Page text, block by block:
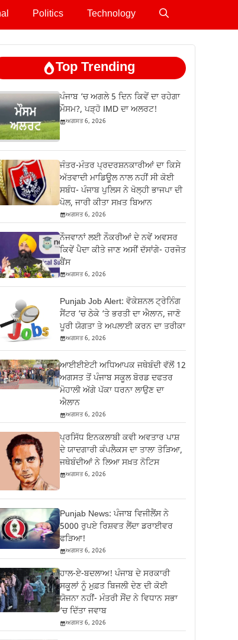
Politics Technology
Top Trending
ਪੰਜਾਬ ‘ਚ ਅਗਲੇ 5 ਦਿਨ ਕਿਵੇਂ ਦਾ ਰਹੇਗਾ
ਮੌਸਮ?, ਪੜ੍ਹੋ IMD ਦਾ ਅਲਰਟ!
ਅਗਸਤ 6, 2026
ਜੰਤਰ-ਮੰਤਰ ਪ੍ਰਦਰਸ਼ਨਕਾਰੀਆਂ ਦਾ ਕਿਸੇ
ਅੱਤਵਾਦੀ ਮਾਡਿਊਲ ਨਾਲ ਨਹੀਂ ਸੀ ਕੋਈ
ਸਬੰਧ- ਪੰਜਾਬ ਪੁਲਿਸ ਨੇ ਖੋਲ੍ਹੀ ਭਾਜਪਾ ਦੀ
ਪੋਲ, ਜਾਰੀ ਕੀਤਾ ਸਖ਼ਤ ਬਿਆਨ
ਅਗਸਤ 6, 2026
ਨੌਜਵਾਨਾਂ ਲਈ ਨੌਕਰੀਆਂ ਦੇ ਨਵੇਂ ਅਵਸਰ
ਕਿਵੇਂ ਪੈਦਾ ਕੀਤੇ ਜਾਣ ਅਸੀਂ ਦੱਸਾਂਗੇ- ਹਰਜੋਤ
ਬੈਂਸ
ਅਗਸਤ 6, 2026
Punjab Job Alert: ਵੋਕੇਸ਼ਨਲ ਟ੍ਰੇਨਿੰਗ
ਸੈਂਟਰ ‘ਚ ਠੇਕੇ ‘ਤੇ ਭਰਤੀ ਦਾ ਐਲਾਨ, ਜਾਣੋ
ਪੂਰੀ ਯੋਗਤਾ ਤੇ ਅਪਲਾਈ ਕਰਨ ਦਾ ਤਰੀਕਾ
ਅਗਸਤ 6, 2026
ਆਈਈਏਟੀ ਅਧਿਆਪਕ ਜਥੇਬੰਦੀ ਵੱਲੋਂ 12
ਅਗਸਤ ਤੋਂ ਪੰਜਾਬ ਸਕੂਲ ਬੋਰਡ ਦਫਤਰ
ਮੋਹਾਲੀ ਅੱਗੇ ਪੱਕਾ ਧਰਨਾ ਲਾਉਣ ਦਾ
ਐਲਾਨ
ਅਗਸਤ 6, 2026
ਪ੍ਰਸਿੱਧ ਇਨਕਲਾਬੀ ਕਵੀ ਅਵਤਾਰ ਪਾਸ਼
ਦੇ ਯਾਦਗਾਰੀ ਕੰਪਲੈਕਸ ਦਾ ਤਾਲਾ ਤੋੜਿਆ,
ਜਥੇਬੰਦੀਆਂ ਨੇ ਲਿਆ ਸਖ਼ਤ ਨੋਟਿਸ
ਅਗਸਤ 6, 2026
Punjab News: ਪੰਜਾਬ ਵਿਜੀਲੈਂਸ ਨੇ
5000 ਰੁਪਏ ਰਿਸ਼ਵਤ ਲੈਂਦਾ ਡਰਾਈਵਰ
ਫੜਿਆ!
ਅਗਸਤ 6, 2026
ਹਾਲ-ਏ-ਬਦਲਾਅ! ਪੰਜਾਬ ਦੇ ਸਰਕਾਰੀ
ਸਕੂਲਾਂ ਨੂੰ ਮੁਫ਼ਤ ਬਿਜਲੀ ਦੇਣ ਦੀ ਕੋਈ
ਯੋਜਨਾ ਨਹੀਂ- ਮੰਤਰੀ ਸੌਂਦ ਨੇ ਵਿਧਾਨ ਸਭਾ
‘ਚ ਦਿੱਤਾ ਜਵਾਬ
ਅਗਸਤ 6, 2026